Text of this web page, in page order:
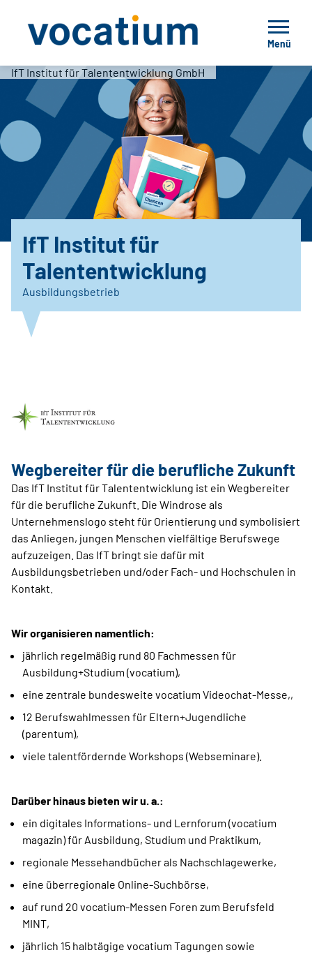
Menü
IfT Institut für Talententwicklung GmbH
IfT Institut für
Talententwicklung
Ausbildungsbetrieb
Wegbereiter für die berufliche Zukunft
Das IfT Institut für Talententwicklung ist ein Wegbereiter
für die berufliche Zukunft. Die Windrose als
Unternehmenslogo steht für Orientierung und symbolisiert
das Anliegen, jungen Menschen vielfältige Berufswege
aufzuzeigen. Das IfT bringt sie dafür mit
Ausbildungsbetrieben und/oder Fach- und Hochschulen in
Kontakt.
Wir organisieren namentlich:
jährlich regelmäßig rund 80 Fachmessen für
Ausbildung+Studium (vocatium),
eine zentrale bundesweite vocatium Videochat-Messe,,
12 Berufswahlmessen für Eltern+Jugendliche
(parentum),
viele talentfördernde Workshops (Webseminare).
Darüber hinaus bieten wir u. a.:
ein digitales Informations- und Lernforum (vocatium
magazin) für Ausbildung, Studium und Praktikum,
regionale Messehandbücher als Nachschlagewerke,
eine überregionale Online-Suchbörse,
auf rund 20 vocatium-Messen Foren zum Berufsfeld
MINT,
jährlich 15 halbtägige vocatium Tagungen sowie